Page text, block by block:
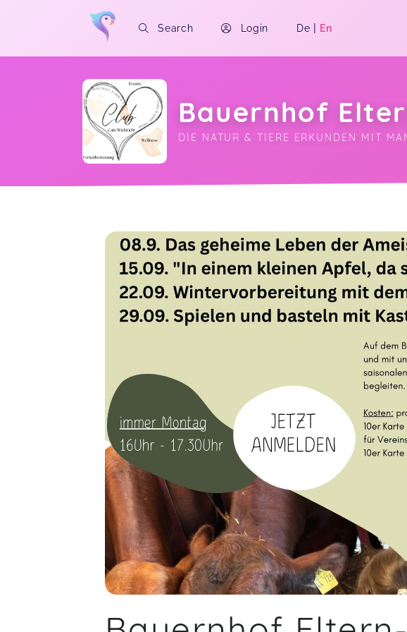
Search Login De | En
Bauernhof
DIE NATUR & TIERE ERKUNDEN MIT